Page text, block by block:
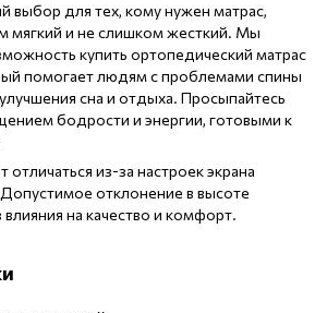
выбор для тех, кому нужен матрас,
мягкий и не слишком жесткий. Мы
купить ортопедический матрас
помогает людям с проблемами спины
сна и отдыха. Просыпайтесь
бодрости и энергии, готовыми к
из-за настроек экрана
отклонение в высоте
на качество и комфорт.